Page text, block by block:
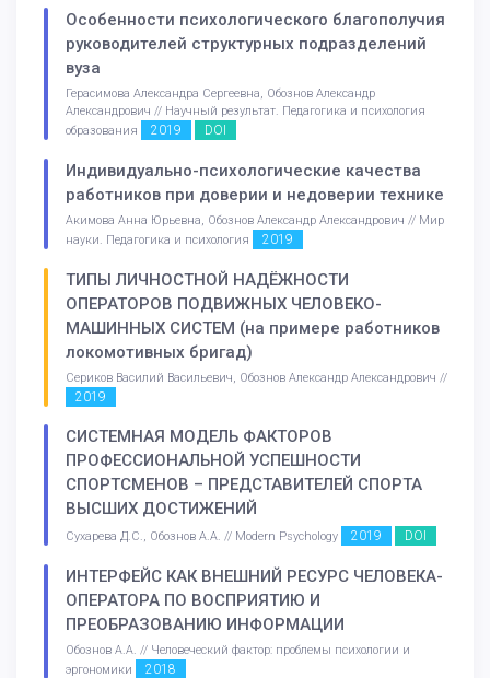
Особенности психологического благополучия
руководителей структурных подразделений
вуза
Герасимова Александра Сергеевна, Обознов Александр
Александрович // Научный результат. Педагогика и психология
образования
2019 DOI
Индивидуально-психологические качества
работников при доверии и недоверии технике
Акимова Анна Юрьевна, Обознов Александр Александрович // Мир
науки. Педагогика и психология
2019
ТИПЫ ЛИЧНОСТНОЙ НАДЁЖНОСТИ
ОПЕРАТОРОВ ПОДВИЖНЫХ ЧЕЛОВЕКО-
МАШИННЫХ СИСТЕМ (на примере работников
локомотивных бригад)
Сериков Василий Васильевич, Обознов Александр Александрович //
2019
СИСТЕМНАЯ МОДЕЛЬ ФАКТОРОВ
ПРОФЕССИОНАЛЬНОЙ УСПЕШНОСТИ
СПОРТСМЕНОВ – ПРЕДСТАВИТЕЛЕЙ СПОРТА
ВЫСШИХ ДОСТИЖЕНИЙ
Сухарева Д.С., Обознов А.А. // Modern Psychology 2019 DOI
ИНТЕРФЕЙС КАК ВНЕШНИЙ РЕСУРС ЧЕЛОВЕКА-
ОПЕРАТОРА ПО ВОСПРИЯТИЮ И
ПРЕОБРАЗОВАНИЮ ИНФОРМАЦИИ
Обознов А.А. // Человеческий фактор: проблемы психологии и
эргономики
2018